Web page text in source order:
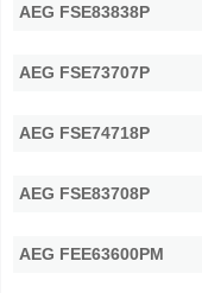
AEG FSE83838P
AEG FSE73707P
AEG FSE74718P
AEG FSE83708P
AEG FEE63600PM